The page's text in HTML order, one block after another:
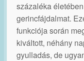
százaléka
gerincfájdalmat.
funkciója során
kiváltott, néhány
gyulladás, de